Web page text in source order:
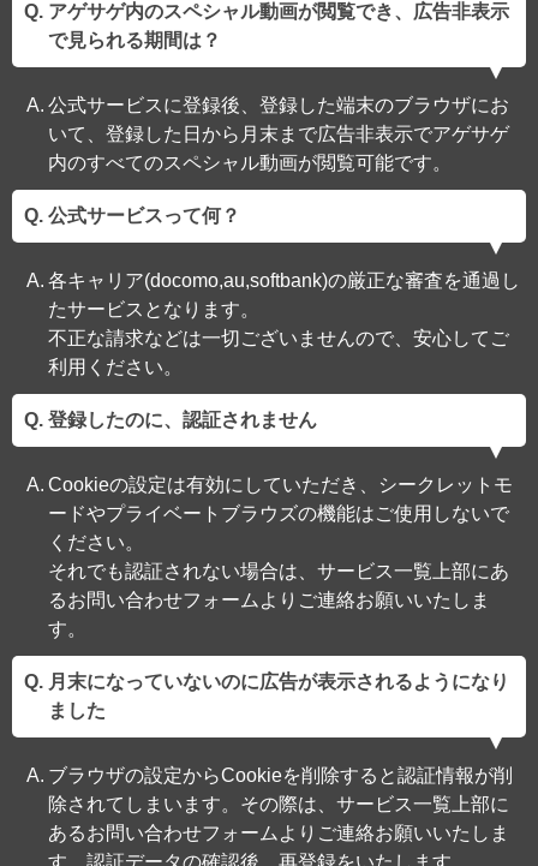
アゲサゲ内のスペシャル動画が閲覧でき、広告非表示
で見られる期間は？
公式サービスに登録後、登録した端末のブラウザにお
いて、登録した日から月末まで広告非表示でアゲサゲ
内のすべてのスペシャル動画が閲覧可能です。
公式サービスって何？
各キャリア(docomo,au,softbank)の厳正な審査を通過し
たサービスとなります。
不正な請求などは一切ございませんので、安心してご
利用ください。
登録したのに、認証されません
Cookieの設定は有効にしていただき、シークレットモ
ードやプライベートブラウズの機能はご使用しないで
ください。
それでも認証されない場合は、サービス一覧上部にあ
るお問い合わせフォームよりご連絡お願いいたしま
す。
月末になっていないのに広告が表示されるようになり
ました
ブラウザの設定からCookieを削除すると認証情報が削
除されてしまいます。その際は、サービス一覧上部に
あるお問い合わせフォームよりご連絡お願いいたしま